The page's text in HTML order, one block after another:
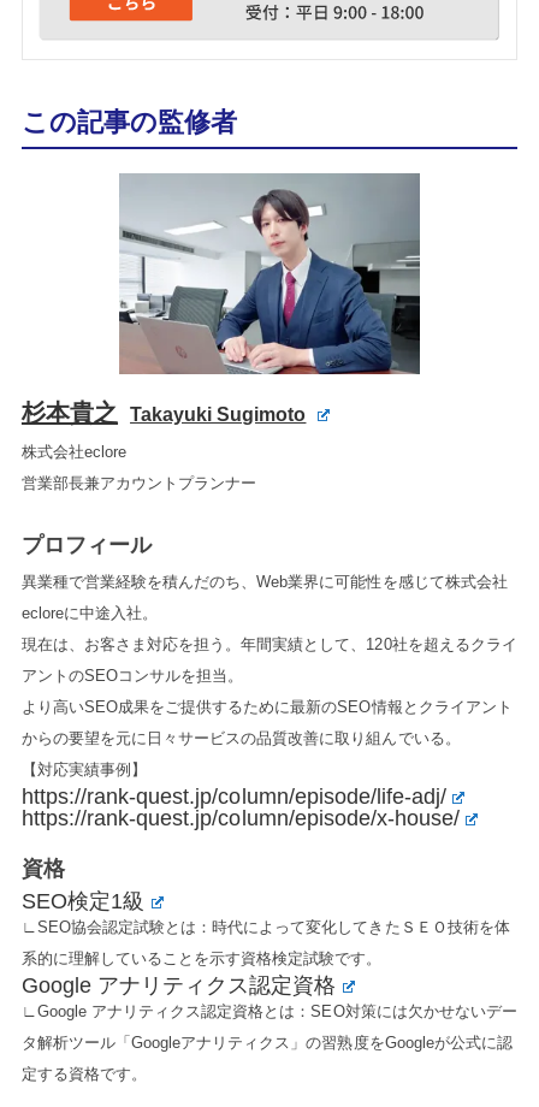
この記事の監修者
杉本貴之 Takayuki Sugimoto
株式会社eclore
営業部長兼アカウントプランナー
プロフィール
異業種で営業経験を積んだのち、Web業界に可能性を感じて株式会社
ecloreに中途入社。
現在は、お客さま対応を担う。年間実績として、120社を超えるクライ
アントのSEOコンサルを担当。
より高いSEO成果をご提供するために最新のSEO情報とクライアント
からの要望を元に日々サービスの品質改善に取り組んでいる。
【対応実績事例】
https://rank-quest.jp/column/episode/life-adj/
https://rank-quest.jp/column/episode/x-house/
資格
SEO検定1級
∟SEO協会認定試験とは：時代によって変化してきたＳＥＯ技術を体
系的に理解していることを示す資格検定試験です。
Google アナリティクス認定資格
∟Google アナリティクス認定資格とは：SEO対策には欠かせないデー
タ解析ツール「Googleアナリティクス」の習熟度をGoogleが公式に認
定する資格です。